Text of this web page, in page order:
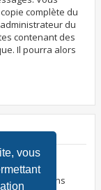
vous
complète du
du
contenant des
Il pourra alors
trier certains